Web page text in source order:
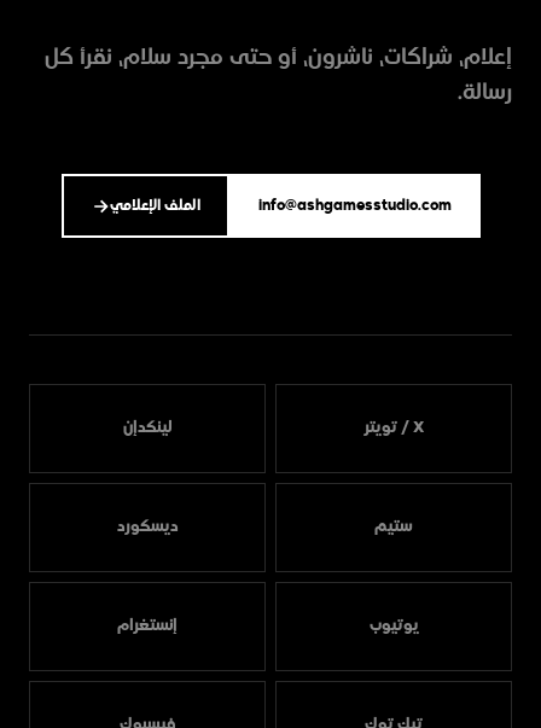
إعلام، شراكات، ناشرون، أو حتى مجرد سلام، نقرأ كل
رسالة.
info@ashgamesstudio.com الملف الإعلامي
X / تويتر لينكدإن
ستيم ديسكورد
يوتيوب إنستغرام